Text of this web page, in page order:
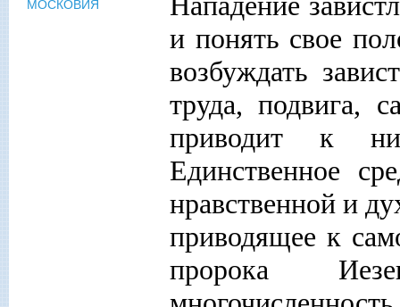
и понять свое
возбуждать
труда, подвига,
приводит к
Единственное
нравственной и
приводящее к
пророка
МОСКОВИЯ